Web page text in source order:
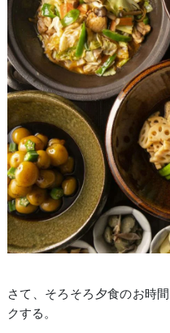
さて、そろそろ夕食のお時
クする。